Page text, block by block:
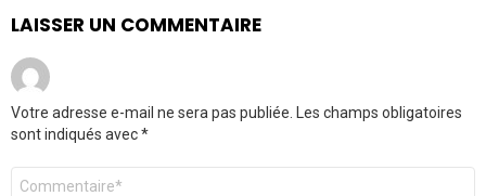
LAISSER UN COMMENTAIRE
Votre adresse e-mail ne sera pas publiée. Les champs obligatoires
sont indiqués avec*
Commentaire